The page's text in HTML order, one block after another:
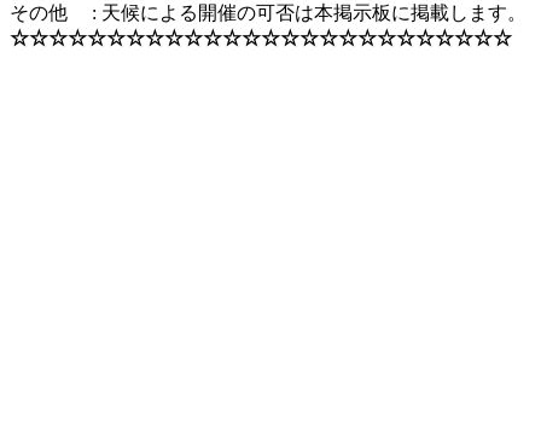
その他 : 天候による開催の可否は本掲示板に掲載します。
☆☆☆☆☆☆☆☆☆☆☆☆☆☆☆☆☆☆☆☆☆☆☆☆☆☆